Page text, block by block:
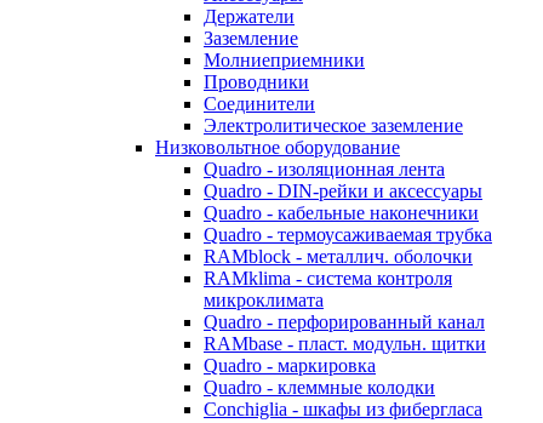
Держатели
Заземление
Молниеприемники
Проводники
Соединители
Электролитическое заземление
Низковольтное оборудование
Quadro - изоляционная лента
Quadro - DIN-рейки и аксессуары
Quadro - кабельные наконечники
Quadro - термоусаживаемая трубка
RAMblock - металлич. оболочки
RAMklima - система контроля
микроклимата
Quadro - перфорированный канал
RAMbase - пласт. модульн. щитки
Quadro - маркировка
Quadro - клеммные колодки
Conchiglia - шкафы из фибергласа